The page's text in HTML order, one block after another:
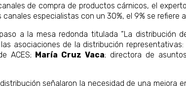
de compra de productos cárnicos, el
canales especialistas con un 30%, el 9% se
a la mesa redonda titulada “La distribución
asociaciones de la distribución representativas:
ACES; María Cruz Vaca; directora de
señalaron la necesidad de una mejora